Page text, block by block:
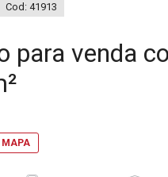
Cod: 41913
para venda
MAPA